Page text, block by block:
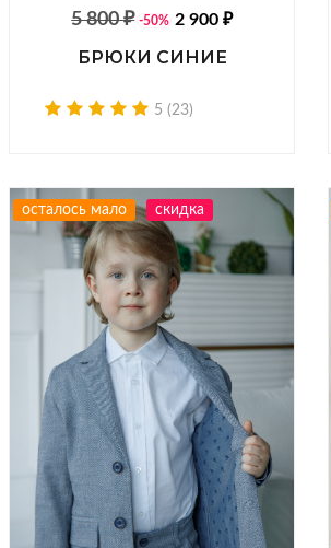
5 800 ₽ -50% 2 900 ₽
БРЮКИ СИНИЕ
5 (23)
осталось мало скидка